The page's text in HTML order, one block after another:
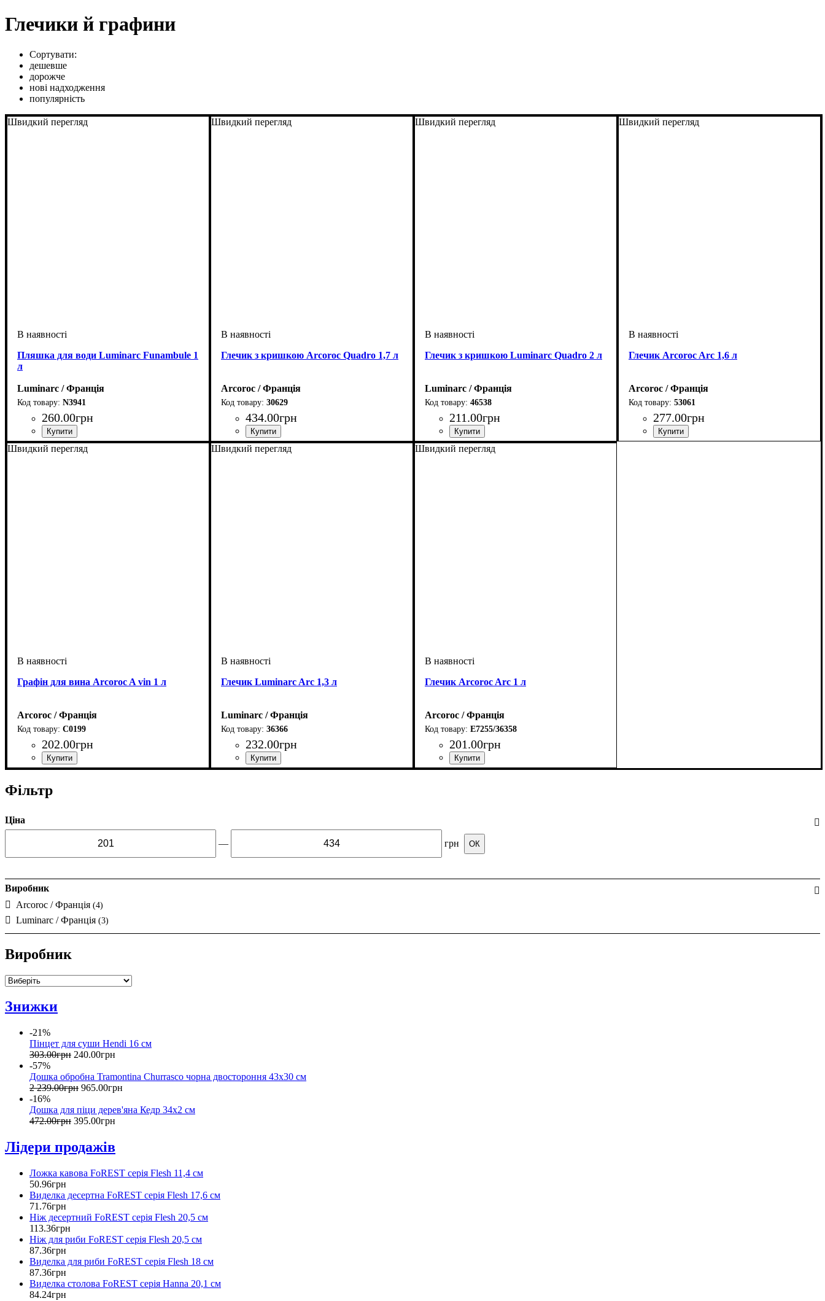
Глечики й графини
Сортувати:
дешевше
дорожче
нові надходження
популярність
Швидкий перегляд
Пляшка для води Luminarc Funambule 1
л
Luminarc / Франція
N3941
260.00грн
Швидкий перегляд
Глечик з кришкою Arcoroc Quadro 1,7 л
Arcoroc / Франція
30629
434.00грн
Швидкий перегляд
Глечик з кришкою Luminarc Quadro 2 л
Luminarc / Франція
46538
211.00грн
Швидкий перегляд
Глечик Arcoroc Arc 1,6 л
Arcoroc / Франція
53061
277.00грн
Швидкий перегляд
Графін для вина Arcoroc A vin 1 л
Arcoroc / Франція
C0199
202.00грн
Швидкий перегляд
Глечик Luminarc Arc 1,3 л
Luminarc / Франція
36366
232.00грн
Швидкий перегляд
Глечик Arcoroc Arc 1 л
Arcoroc / Франція
E7255/36358
201.00грн
Фільтр
Ціна
— грн ОК
Виробник
Arcoroc / Франція (4)
Luminarc / Франція (3)
Виробник
Знижки
-21%
Пінцет для суши Hendi 16 см
303.00грн 240.00грн
-57%
Дошка обробна Tramontina Churrasco чорна двостороння 43x30 см
2 239.00грн 965.00грн
-16%
Дошка для піци дерев'яна Кедр 34х2 см
472.00грн 395.00грн
Лідери продажів
Ложка кавова FoREST серія Flesh 11,4 см
50.96грн
Виделка десертна FoREST серія Flesh 17,6 см
71 .76грн
Ніж десертний FoREST серія Flesh 20,5 см
113.36грн
Ніж для риби FoREST серія Flesh 20,5 см
87.36грн
Виделка для риби FoREST серія Flesh 18 см
87.36грн
Виделка столова FoREST серія Hanna 20,1 см
84.24грн